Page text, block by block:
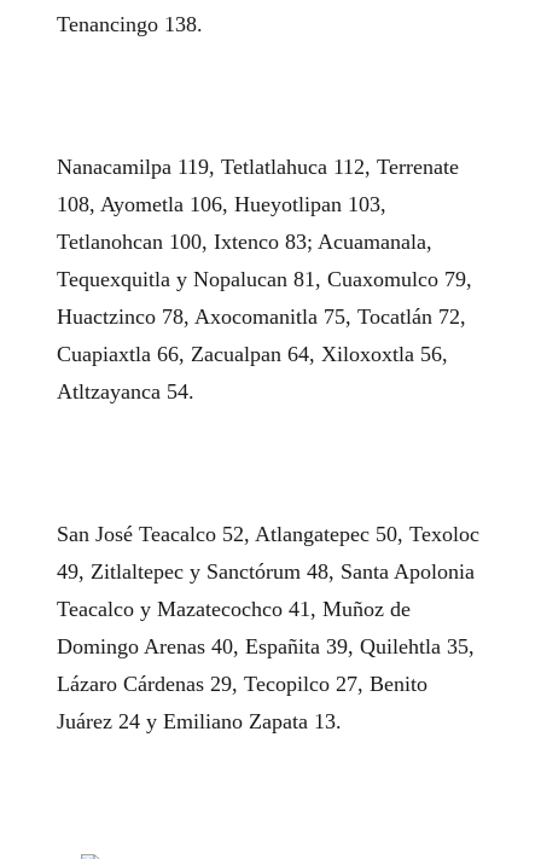
Tenancingo 138.
Nanacamilpa 119, Tetlatlahuca 112, Terrenate
108, Ayometla 106, Hueyotlipan 103,
Tetlanohcan 100, Ixtenco 83; Acuamanala,
Tequexquitla y Nopalucan 81, Cuaxomulco 79,
Huactzinco 78, Axocomanitla 75, Tocatlán 72,
Cuapiaxtla 66, Zacualpan 64, Xiloxoxtla 56,
Atltzayanca 54.
San José Teacalco 52, Atlangatepec 50, Texoloc
49, Zitlaltepec y Sanctórum 48, Santa Apolonia
Teacalco y Mazatecochco 41, Muñoz de
Domingo Arenas 40, Españita 39, Quilehtla 35,
Lázaro Cárdenas 29, Tecopilco 27, Benito
Juárez 24 y Emiliano Zapata 13.